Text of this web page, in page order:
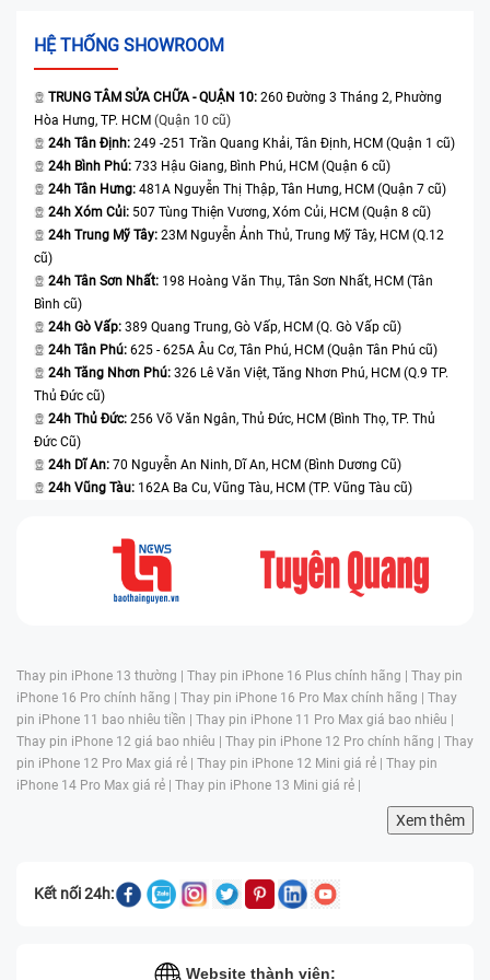
mượt, để tiết kiệm chi phí thì bạn chỉ cần thay hoặc ép kính iPhone
6s thôi nhé!
Địa chỉ thay màn IP 6s uy tín tại TPHCM
Nếu bạn cần tìm một đơn vị uy tín để thay màn hình cho iPhone 6s
của mình thì hãy đến ngay với chúng tôi - Bệnh Viện Điện Thoại,
Laptop 24h - đơn vị với hơn 15 năm kinh nghiệm trong lĩnh vựcdịch
vụ sửa điện thoại, laptop, máy tính bảng, macbook,...
Khi đến với Bệnh Viện Điện Thoại, Laptop 24h bạn sẽ được:
Đội ngũ chuyên viên kĩ thuật viên nhiều năm kinh nghiệm, trung
thực tư vấn, trực tiếp sửa chữa.
Linh kiện hoàn toàn chính hãng, khách hàng có thể kiểm tra trước
khi thay cho điện thoại của mình.
Chính sách giá cạnh tranh nhất tại TPHCM.
Bảo hành lên đến 12 tháng với dịch vụ thay màn hình iPhone 6s.
Hỗ trợ 1 đổi 1 trong vòng 7 ngày, hoàn tiền 100% nếu không hài
lòng với tất cả dịch vụ
Khách hàng có thể quan sát trực tiếp quá trình sửa chữa tránh
tình trạng bị luộc đồ.
Thay màn hình iP 6s siêu tốc chỉ mất khoảng 15 - 30 phút là chiếc
Nhiều chương trình khuyến mãi cực hấp dẫn.
Bệnh Viện Điện Thoại, Laptop 24h
HỆ THỐNG SHOWROOM
TRUNG TÂM SỬA CHỮA - QUẬN 10: 260 Đường 3 Tháng 2, Phường
Hòa Hưng, TP. HCM (Quận 10 cũ)
24h Tân Định: 249 -251 Trần Quang Khải, Tân Định, HCM (Quận 1 cũ)
24h Bình Phú: 733 Hậu Giang, Bình Phú, HCM (Quận 6 cũ)
24h Tân Hưng: 481A Nguyễn Thị Thập, Tân Hưng, HCM (Quận 7 cũ)
24h Xóm Củi: 507 Tùng Thiện Vương, Xóm Củi, HCM (Quận 8 cũ)
24h Trung Mỹ Tây: 23M Nguyễn Ảnh Thủ, Trung Mỹ Tây, HCM (Q.12
cũ)
24h Tân Sơn Nhất: 198 Hoàng Văn Thụ, Tân Sơn Nhất, HCM (Tân
Bình cũ)
24h Gò Vấp: 389 Quang Trung, Gò Vấp, HCM (Q. Gò Vấp cũ)
24h Tân Phú: 625 - 625A Âu Cơ, Tân Phú, HCM (Quận Tân Phú cũ)
24h Tăng Nhơn Phú: 326 Lê Văn Việt, Tăng Nhơn Phú, HCM (Q.9 TP.
Thủ Đức cũ)
24h Thủ Đức: 256 Võ Văn Ngân, Thủ Đức, HCM (Bình Thọ, TP. Thủ
Đức Cũ)
24h Dĩ An: 70 Nguyễn An Ninh, Dĩ An, HCM (Bình Dương Cũ)
24h Vũng Tàu: 162A Ba Cu, Vũng Tàu, HCM (TP. Vũng Tàu cũ)
Thay pin iPhone 13 thường | Thay pin iPhone 16 Plus chính hãng | Thay pin
iPhone 16 Pro chính hãng | Thay pin iPhone 16 Pro Max chính hãng | Thay
pin iPhone 11 bao nhiêu tiền | Thay pin iPhone 11 Pro Max giá bao nhiêu |
Thay pin iPhone 12 giá bao nhiêu | Thay pin iPhone 12 Pro chính hãng | Thay
pin iPhone 12 Pro Max giá rẻ | Thay pin iPhone 12 Mini giá rẻ | Thay pin
iPhone 14 Pro Max giá rẻ | Thay pin iPhone 13 Mini giá rẻ |
Xem thêm
Kết nối 24h:
Website thành viên: